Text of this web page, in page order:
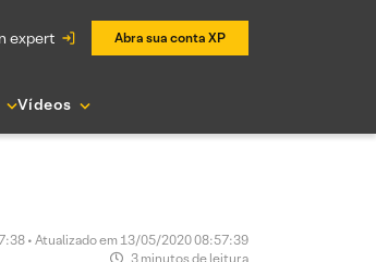
expert Abra sua conta XP
Vídeos
• Atualizado em 13/05/2020 08:57:39
3 minutos de leitura